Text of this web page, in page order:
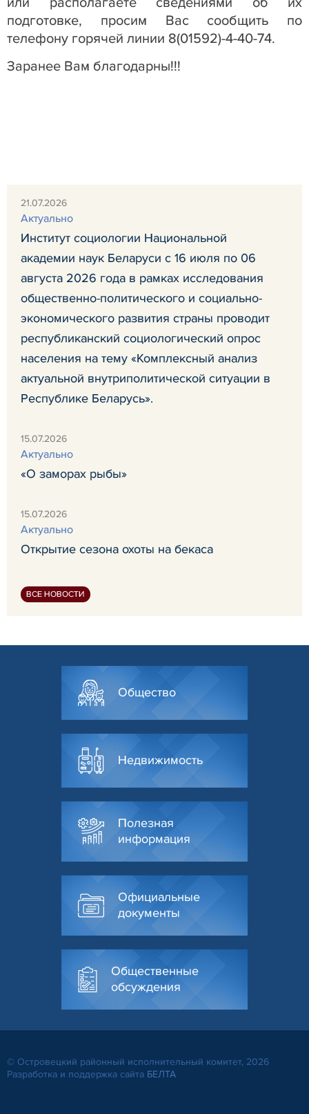
подготовке, просим Вас сообщить по
телефону горячей линии 8(01592)-4-40-74.
Заранее Вам благодарны!!!
21.07.2026
Актуально
Институт социологии Национальной
академии наук Беларуси с 16 июля по 06
августа 2026 года в рамках исследования
общественно-политического и социально-
экономического развития страны проводит
республиканский социологический опрос
населения на тему «Комплексный анализ
актуальной внутриполитической ситуации в
Республике Беларусь».
15.07.2026
Актуально
«О заморах рыбы»
15.07.2026
Актуально
Открытие сезона охоты на бекаса
ВСЕ НОВОСТИ
Общество
Недвижимость
Полезная
информация
Официальные
документы
Общественные
обсуждения
© Островецкий районный исполнительный комитет, 2026
Разработка и поддержка сайта БЕЛТА